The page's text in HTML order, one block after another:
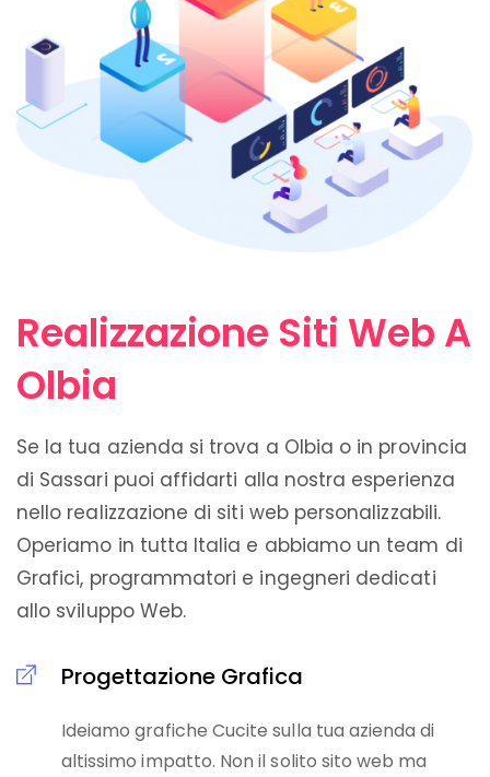
Realizzazione Siti Web A
Olbia
Se la tua azienda si trova a Olbia o in provincia
di Sassari puoi affidarti alla nostra esperienza
nello realizzazione di siti web personalizzabili.
Operiamo in tutta Italia e abbiamo un team di
Grafici, programmatori e ingegneri dedicati
allo sviluppo Web.
Progettazione Grafica
Ideiamo grafiche Cucite sulla tua azienda di
altissimo impatto. Non il solito sito web ma